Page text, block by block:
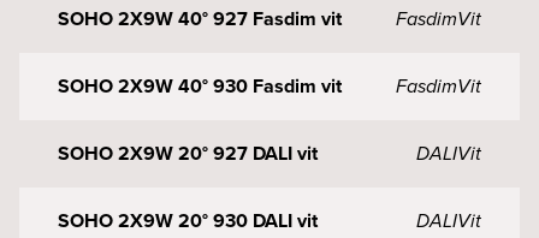
SOHO 2X9W 40° 927 Fasdim vit FasdimVit
SOHO 2X9W 40° 930 Fasdim vit FasdimVit
SOHO 2X9W 20° 927 DALI vit DALIVit
SOHO 2X9W 20° 930 DALI vit DALIVit